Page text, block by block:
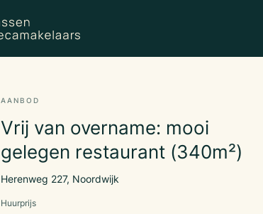
AANBOD
Vrij van overname: mooi
gelegen restaurant (340m²)
Herenweg 227, Noordwijk
Huurprijs